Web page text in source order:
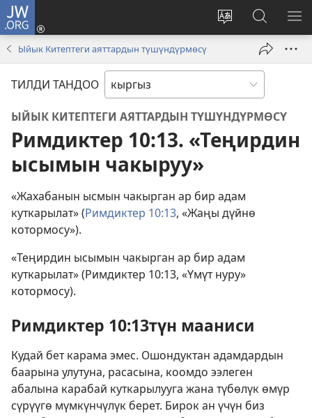
JW.ORG
Башка
тандоо
Кирүү
(жаңы
JW.ORG
сайтынан
издөө
Ыйык Китептеги аяттардын түшүндүрмөсү
ТИЛДИ ТАНДОО
ЫЙЫК КИТЕПТЕГИ АЯТТАРДЫН ТҮШҮНДҮРМӨСҮ
Римдиктер 10:13. «Теңирдин
ысымын чакыруу»
«Жахабанын ысмын чакырган ар бир адам
куткарылат» (Римдиктер 10:13, «Жаңы дүйнө
котормосу»).
«Теңирдин ысымын чакырган ар бир адам
куткарылат» (Римдиктер 10:13, «Үмүт нуру»
котормосу).
Римдиктер 10:13түн мааниси
Кудай бет карама эмес. Ошондуктан адамдардын
баарына улутуна, расасына, коомдо ээлеген
абалына карабай куткарылууга жана түбөлүк өмүр
сүрүүгө мүмкүнчүлүк берет. Бирок ан үчүн биз